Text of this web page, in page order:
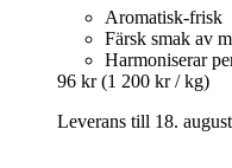
Aromatisk-frisk
Färsk smak av
Harmoniserar
96 kr (1 200 kr / kg)
Leverans till 18.